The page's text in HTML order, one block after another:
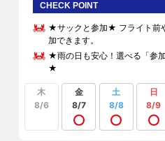
CHECK POINT
★サックと参加★ フライト前
加できます。
★雨の日も安心！選べる「参
★
木
8/6
金
8/7
土
8/8
日
8/9